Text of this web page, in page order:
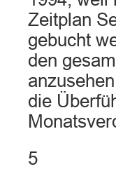
Zeitplan
gebucht
den
die
5